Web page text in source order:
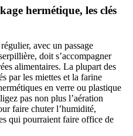
hermétique, les clés
avec un passage
doit s’accompagner
alimentaires. La plupart des
par les miettes et la farine
en verre ou plastique
pas non plus l’aération
faire chuter l’humidité,
qui pourraient faire office de